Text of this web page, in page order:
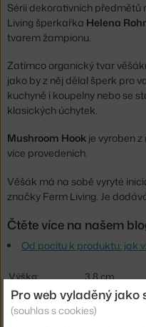
Sérii dekorativních předmětů
Living šperkařka Helena
tvarem žampionu.
Zatímco organický tvar
jako by z něj dělal šperk pro
kuchyně i koupelny nebo se
klasických úchytek.
Mushroom Hook je vyroben
více provedeních.
Věšák má na sobě vyryté
značky Ferm Living. Je
Čtěte více na našem
Od pocitu k produktu: jak
Výška:
3,8 cm
Hloubka:
3,5 cm
Pro web vyladěný
(souhlas s cookies)